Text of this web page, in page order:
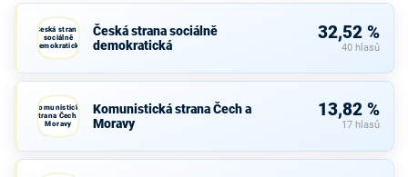
Česká strana
sociálně
demokratická
Česká strana sociálně
demokratická
32,52 %
40 hlasů
Komunistická
strana Čech a
Moravy
Komunistická strana Čech a
Moravy
13,82 %
17 hlasů